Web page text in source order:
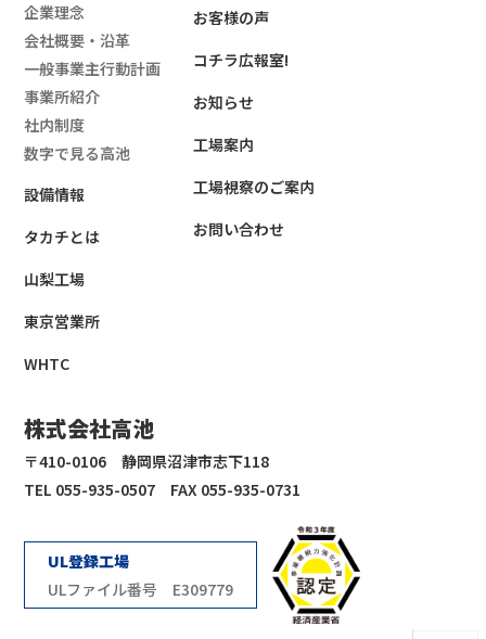
株式会社高池
〒410-0106 静岡県沼津市志下118
TEL 055-935-0507 FAX 055-935-0731
UL登録工場
ULファイル番号 E309779
企業理念
会社概要・沿革
一般事業主行動計画
事業所紹介
社内制度
数字で見る高池
設備情報
タカチとは
お客様の声
コチラ広報室!
お知らせ
工場案内
工場視察のご案内
お問い合わせ
山梨工場
東京営業所
WHTC